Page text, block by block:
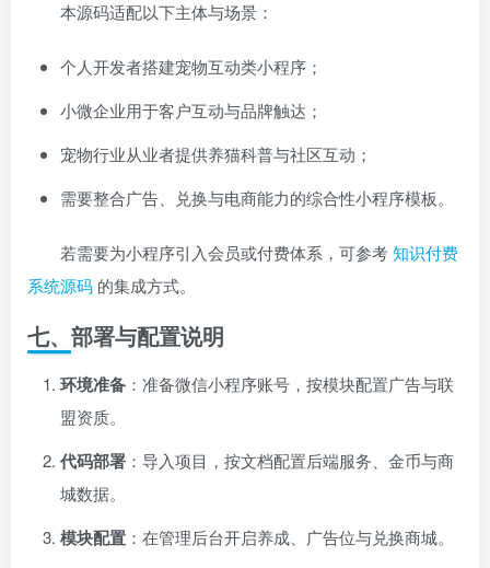
本源码适配以下主体与场景：
个人开发者搭建宠物互动类小程序；
小微企业用于客户互动与品牌触达；
宠物行业从业者提供养猫科普与社区互动；
需要整合广告、兑换与电商能力的综合性小程序模板。
若需要为小程序引入会员或付费体系，可参考知识付费
系统源码 的集成方式。
七、部署与配置说明
环境准备 ：准备微信小程序账号，按模块配置广告与联
盟资质。
代码部署 ：导入项目，按文档配置后端服务、金币与商
城数据。
模块配置 ：在管理后台开启养成、广告位与兑换商城。